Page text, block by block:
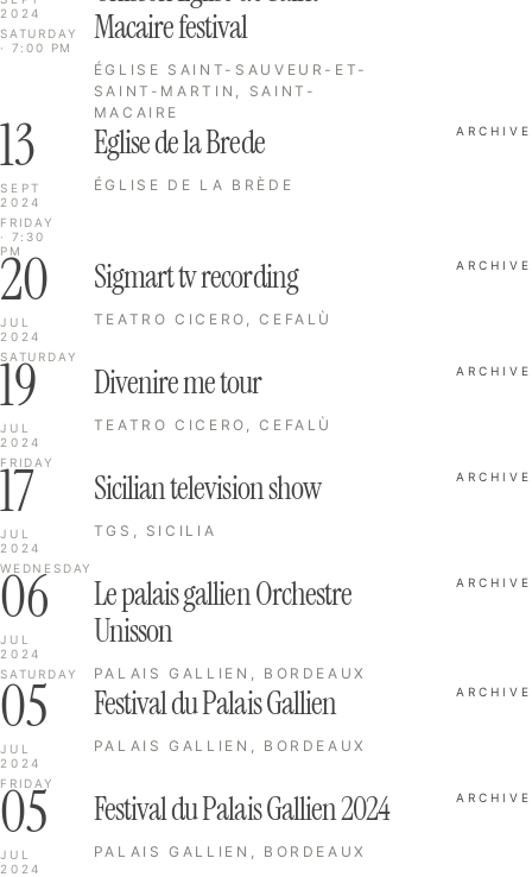
2024
SATURDAY
· 7:00 PM
Macaire festival
ÉGLISE SAINT-SAUVEUR-ET-
SAINT-MARTIN, SAINT-
MACAIRE
13
SEPT
2024
FRIDAY
· 7:30
PM
Eglise de la Brede
ÉGLISE DE LA BRÈDE
ARCHIVE
20
JUL
2024
SATURDAY
Sigmart tv recording
TEATRO CICERO, CEFALÙ
ARCHIVE
19
JUL
2024
FRIDAY
Divenire me tour
TEATRO CICERO, CEFALÙ
ARCHIVE
17
JUL
2024
WEDNESDAY
Sicilian television show
TGS, SICILIA
ARCHIVE
06
JUL
2024
SATURDAY
Le palais gallien Orchestre
Unisson
PALAIS GALLIEN, BORDEAUX
ARCHIVE
05
JUL
2024
FRIDAY
Festival du Palais Gallien
PALAIS GALLIEN, BORDEAUX
ARCHIVE
05
JUL
2024
Festival du Palais Gallien 2024
PALAIS GALLIEN, BORDEAUX
ARCHIVE